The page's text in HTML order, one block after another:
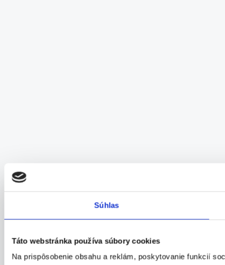
Súhlas
Táto webstránka používa súbory cookies
Na prispôsobenie obsahu a reklám, poskytovanie funkcií